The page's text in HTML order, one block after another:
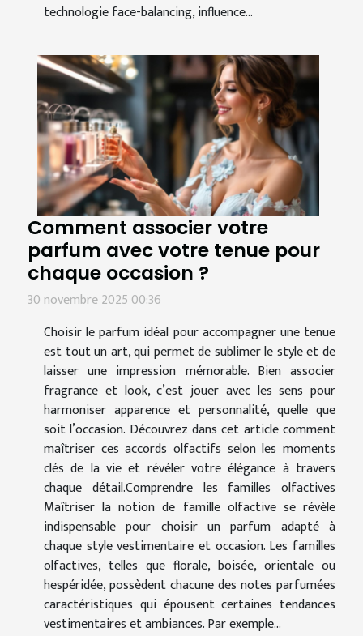
technologie face-balancing, influence...
Comment associer votre
parfum avec votre tenue pour
chaque occasion ?
30 novembre 2025 00:36
Choisir le parfum idéal pour accompagner une tenue
est tout un art, qui permet de sublimer le style et de
laisser une impression mémorable. Bien associer
fragrance et look, c’est jouer avec les sens pour
harmoniser apparence et personnalité, quelle que
soit l’occasion. Découvrez dans cet article comment
maîtriser ces accords olfactifs selon les moments
clés de la vie et révéler votre élégance à travers
chaque détail.Comprendre les familles olfactives
Maîtriser la notion de famille olfactive se révèle
indispensable pour choisir un parfum adapté à
chaque style vestimentaire et occasion. Les familles
olfactives, telles que florale, boisée, orientale ou
hespéridée, possèdent chacune des notes parfumées
caractéristiques qui épousent certaines tendances
vestimentaires et ambiances. Par exemple...